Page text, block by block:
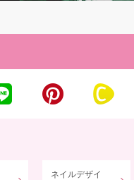
ネイルデザイ